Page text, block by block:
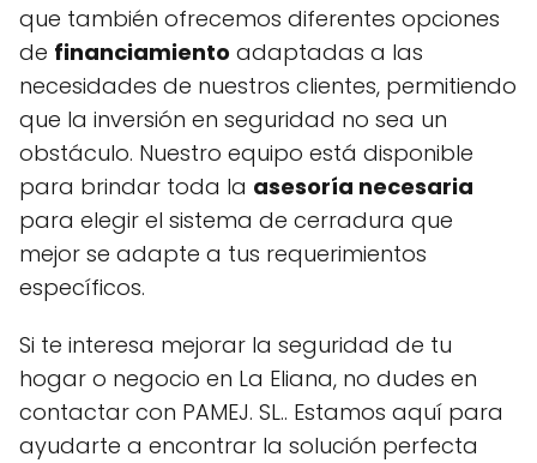
que también ofrecemos diferentes opciones
de financiamiento adaptadas a las
necesidades de nuestros clientes, permitiendo
que la inversión en seguridad no sea un
obstáculo. Nuestro equipo está disponible
para brindar toda la asesoría necesaria
para elegir el sistema de cerradura que
mejor se adapte a tus requerimientos
específicos.
Si te interesa mejorar la seguridad de tu
hogar o negocio en La Eliana, no dudes en
contactar con PAMEJ. SL.. Estamos aquí para
ayudarte a encontrar la solución perfecta